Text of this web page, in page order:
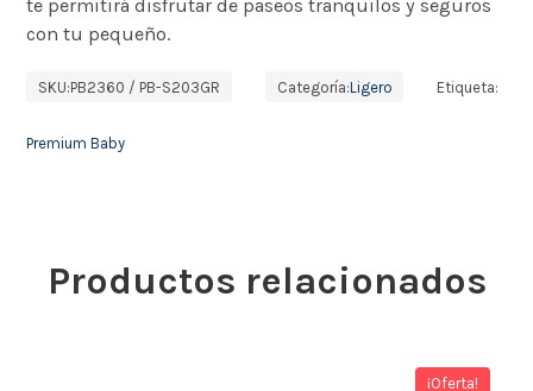
te permitirá disfrutar de paseos tranquilos y seguros
con tu pequeño.
SKU:PB2360 / PB-S203GR Categoría:Ligero Etiqueta:
Premium Baby
Productos relacionados
¡Oferta!